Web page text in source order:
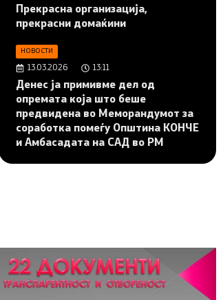
Прекрасна организација,
прекрасни домаќини
НОВОСТИ
13.03.2026 13:11
Денес ја примивме дел од
опремата која што беше
предвидена во Меморандумот за
соработка помеѓу Општина КОНЧЕ
и Амбасадата на САД во РМ